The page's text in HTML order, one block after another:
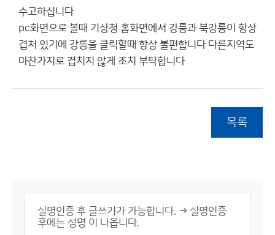
수고하십니다
pc화면으로 볼때 기상청 홈화면에서 강릉과 북강릉이 항상
겹처 있기에 강릉을 클릭할때 항상 불편합니다 다른지역도
마찬가지로 겹치지 않게 조치 부탁합니다
목록